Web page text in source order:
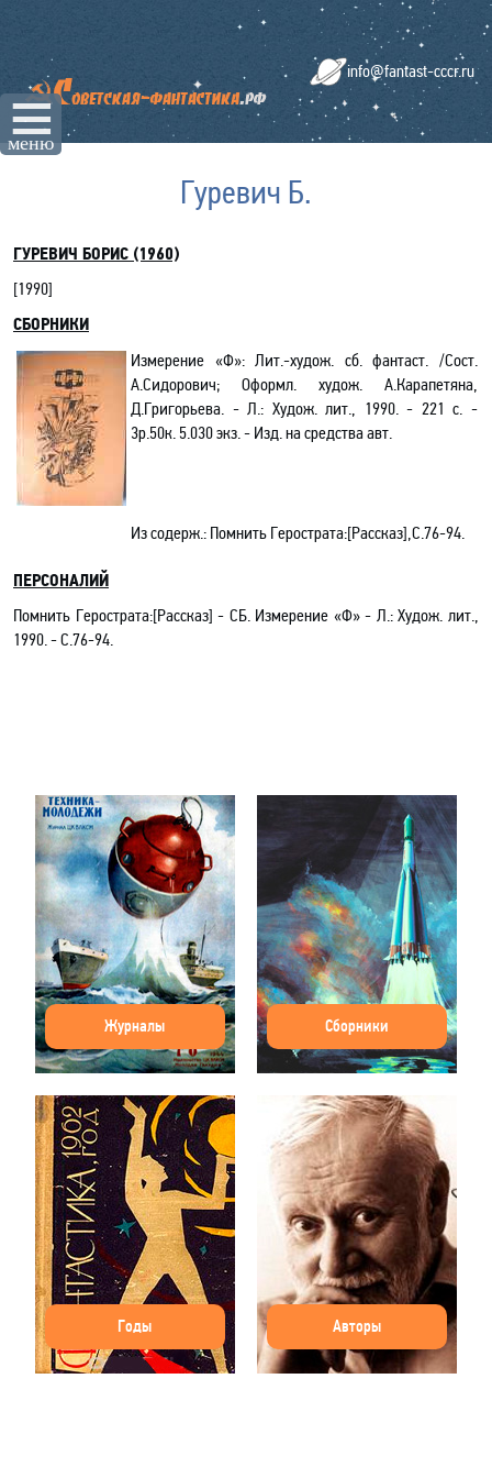
☰
меню
info@fantast-cccr.ru
Гуревич Б.
ГУРЕВИЧ БОРИС (1960)
[1990]
СБОРНИКИ
Измерение «Ф»: Лит.-худож. сб. фантаст. /Сост.
А.Сидорович; Оформл. худож. А.Карапетяна,
Д.Григорьева. - Л.: Худож. лит., 1990. - 221 с. -
3р.50к. 5.030 экз. - Изд. на средства авт.
Из содерж.: Помнить Герострата:[Рассказ],С.76-94.
ПЕРСОНАЛИЙ
Помнить Герострата:[Рассказ] - СБ. Измерение «Ф» - Л.: Худож. лит.,
1990. - С.76-94.
Журналы Сборники
Годы Авторы